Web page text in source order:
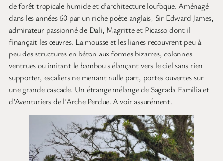
de forêt tropicale humide et d’architecture loufoque. Aménagé
dans les années 60 par un riche poète anglais, Sir Edward James,
admirateur passionné de Dali, Magritte et Picasso dont il
finançait les œuvres. La mousse et les lianes recouvrent peu à
peu des structures en béton aux formes bizarres, colonnes
ventrues ou imitant le bambou s’élançant vers le ciel sans rien
supporter, escaliers ne menant nulle part, portes ouvertes sur
une grande cascade. Un étrange mélange de Sagrada Familia et
d’Aventuriers de l’Arche Perdue. A voir assurément.